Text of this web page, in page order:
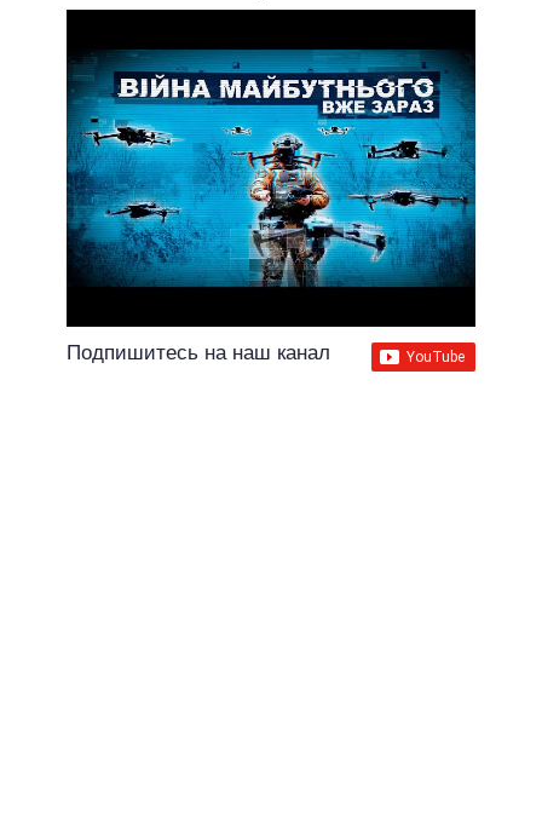
Подпишитесь на наш канал